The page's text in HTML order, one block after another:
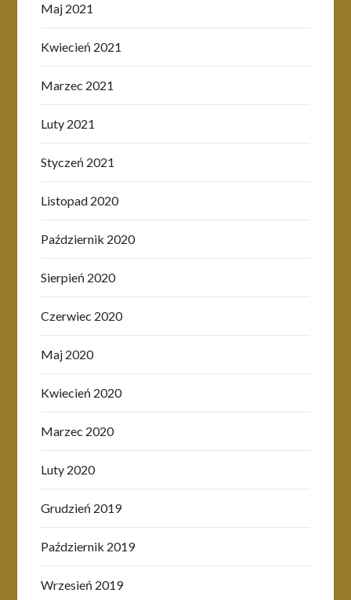
Maj 2021
Kwiecień 2021
Marzec 2021
Luty 2021
Styczeń 2021
Listopad 2020
Październik 2020
Sierpień 2020
Czerwiec 2020
Maj 2020
Kwiecień 2020
Marzec 2020
Luty 2020
Grudzień 2019
Październik 2019
Wrzesień 2019